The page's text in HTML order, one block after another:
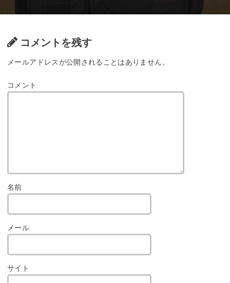
コメントを残す
メールアドレスが公開されることはありません。
コメント
名前
メール
サイト